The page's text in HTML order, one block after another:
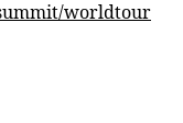
worldtour